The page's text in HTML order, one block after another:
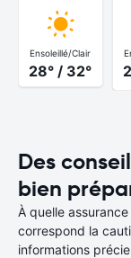
Ensoleillé/Clair
28° / 32°
Des
bien
À quelle
correspond la
informations